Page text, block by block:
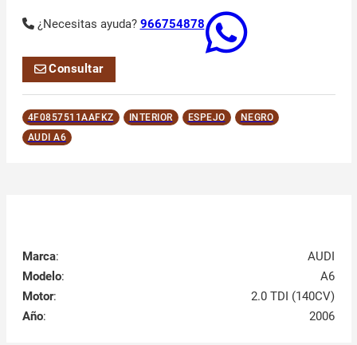
¿Necesitas ayuda? 966754878
Consultar
4F0857511AAFKZ INTERIOR ESPEJO
NEGRO
AUDI A6
Marca:
AUDI
Modelo:
A6
Motor:
2.0 TDI (140CV)
Año: 2006